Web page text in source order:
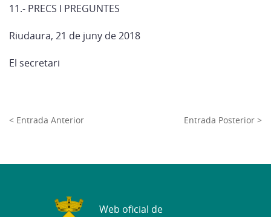
11.- PRECS I PREGUNTES
Riudaura, 21 de juny de 2018
El secretari
< Entrada Anterior Entrada Posterior >
Web oficial de